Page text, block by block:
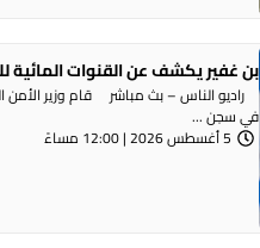
بن غفير يكشف عن القنوات
راديو الناس – بث مباشر قام وزير الأمن
في سجن ...
5 أغسطس 2026 | 12:00 مساءً